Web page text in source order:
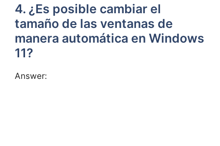
4. ¿Es posible cambiar el
tamaño de las ventanas de
manera automática en Windows
11?
Answer: